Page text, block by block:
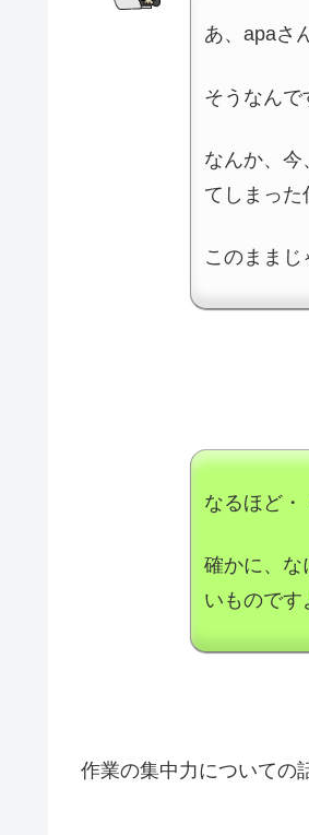
あ、apaさ
そうなんで
なんか、今
てしまった
このままじ
なるほど・
確かに、な
いものです
作業の集中力についての